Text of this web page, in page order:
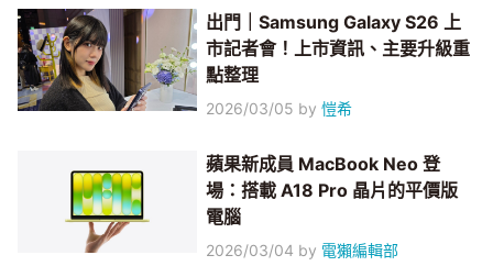
出門｜Samsung Galaxy S26 上
市記者會！上市資訊、主要升級重
點整理
2026/03/05 by愷希
蘋果新成員 MacBook Neo 登
場：搭載 A18 Pro 晶片的平價版
電腦
2026/03/04 by 電獺編輯部